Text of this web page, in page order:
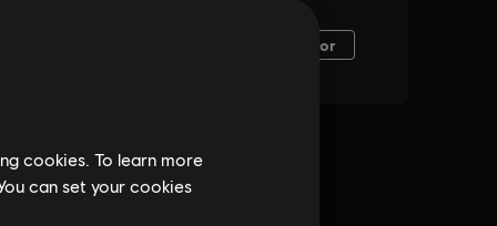
cookies. To learn more
can set your cookies